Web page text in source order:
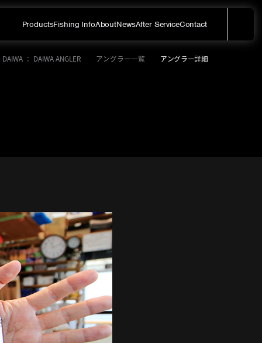
ProductsFishing InfoAboutNewsAfter ServiceContact
サイト内を検索する
DAIWA ： DAIWA ANGLER アングラー一覧 アングラー詳細